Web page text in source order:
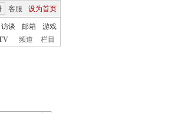
客服 设为首页
访谈 邮箱
游戏
频道 栏目